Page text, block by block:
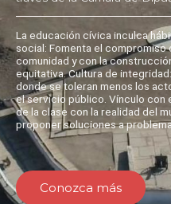
La educación cívica inculca
social: Fomenta el compromiso
comunidad y con la
equitativa. Cultura de
donde se toleran menos los
el servicio público. Vínculo con
de la clase con la realidad del
proponer soluciones a
Conozca más